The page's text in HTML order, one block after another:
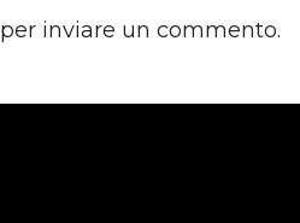
per inviare un commento.